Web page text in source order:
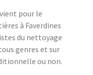
pour le
à Faverdines
du nettoyage
genres et sur
ou non.